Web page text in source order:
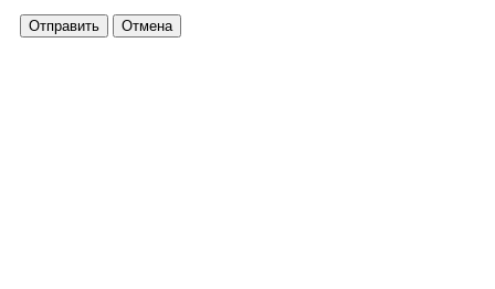
Отправить Отмена